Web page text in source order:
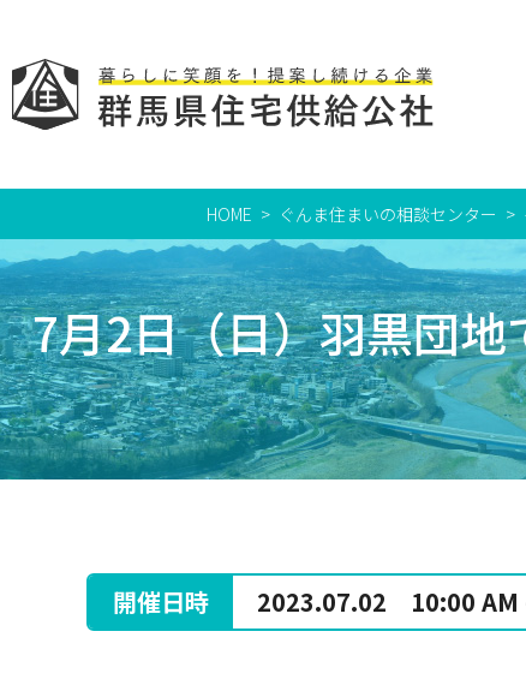
HOME ぐんま住まいの相談センター
7月2日（日）羽黒団
開催日時 2023.07.02 10:00